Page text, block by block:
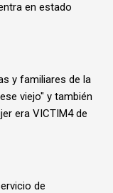
en estado
y familiares de la
viejo" y también
era VICTIM4 de
de